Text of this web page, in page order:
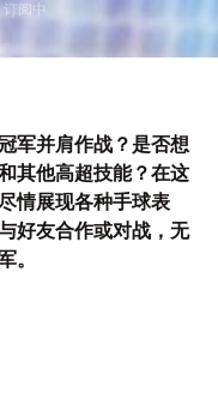
阅中
军并肩作战？是否想
其他高超技能？在这
情展现各种手球表
好友合作或对战，无
。